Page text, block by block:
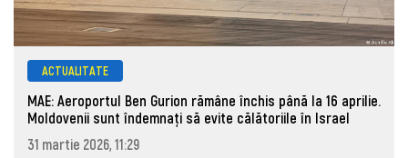
ACTUALITATE
MAE: Aeroportul Ben Gurion rămâne închis până la 16 aprilie.
Moldovenii sunt îndemnați să evite călătoriile în Israel
31 martie 2026, 11:29